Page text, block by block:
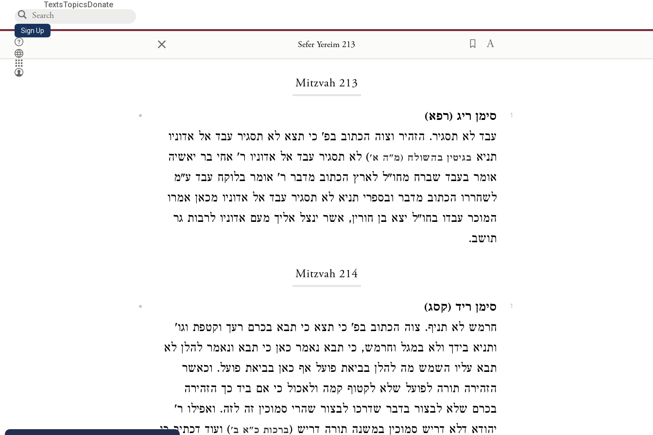
TextsTopicsDonate
Sign Up × Sefer Yereim 213
Mitzvah 213
1
סימן ריג (רפא)
עבד לא תסגיר. הזהיר וצוה הכתוב בפ' כי תצא לא תסגיר עבד אל אדוניו
תניא בגיטין בהשולח (מ"ה א') לא תסגיר עבד אל אדוניו ר' אחי בר יאשיה
אומר בעבד שברח מחו"ל לארץ הכתוב מדבר ר' אומר בלוקח עבד ע"מ
לשחררו הכתוב מדבר ובספרי תניא לא תסגיר עבד אל אדוניו מכאן אמרו
המוכר עבדו בחו"ל יצא בן חורין, אשר ינצל אליך מעם אדוניו לרבות גר
תושב.
Mitzvah 214
1
סימן ריד (קסג)
חרמש לא תניף. צוה הכתוב בפ' כי תצא כי תבא בכרם רעך וקטפת וגו'
ותניא בידך ולא במגל וחרמש, כי תבא נאמר כאן כי תבא ונאמר להלן לא
תבא עליו השמש מה להלן בביאת פועל אף כאן בביאת פועל. וכאשר
הזהירה תורה לפועל שלא לקטוף קמה ולאכול כי אם ביד כך הזהירה
בכרם שלא לבצור בדבר שדרכו לבצור שהרי סמוכין זה לזה. ואפילו ר'
יהודא דלא דריש סמוכין במשנה תורה דריש (ברכות כ"א ב') ועוד דכתיב כי